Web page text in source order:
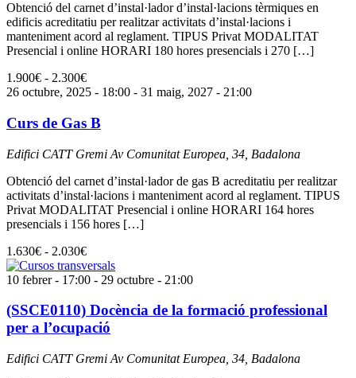
Obtenció del carnet d’instal·lador d’instal·lacions tèrmiques en
edificis acreditatiu per realitzar activitats d’instal·lacions i
manteniment acord al reglament. TIPUS Privat MODALITAT
Presencial i online HORARI 180 hores presencials i 270 […]
1.900€ - 2.300€
26 octubre, 2025 - 18:00 - 31 maig, 2027 - 21:00
Curs de Gas B
Edifici CATT Gremi Av Comunitat Europea, 34, Badalona
Obtenció del carnet d’instal·lador de gas B acreditatiu per realitzar
activitats d’instal·lacions i manteniment acord al reglament. TIPUS
Privat MODALITAT Presencial i online HORARI 164 hores
presencials i 156 hores […]
1.630€ - 2.030€
10 febrer - 17:00 - 29 octubre - 21:00
(SSCE0110) Docència de la formació professional
per a l’ocupació
Edifici CATT Gremi Av Comunitat Europea, 34, Badalona